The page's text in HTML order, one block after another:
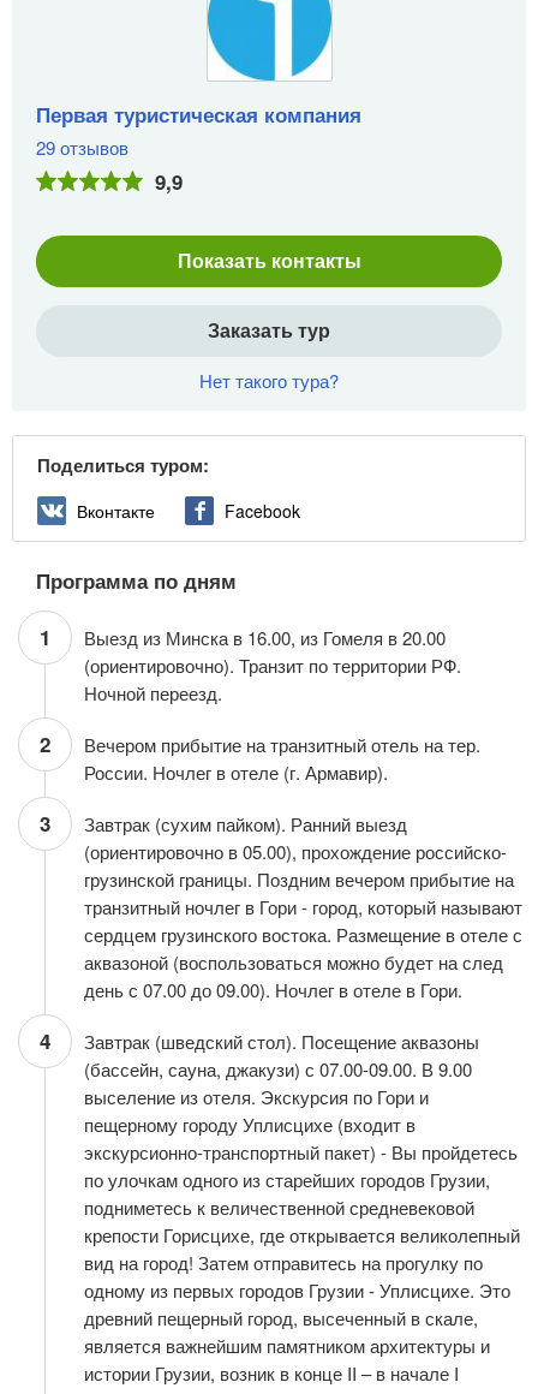
Первая туристическая компания
29 отзывов
9,9
Показать контакты
Заказать тур
Нет такого тура?
Поделиться туром:
Вконтакте Facebook
Программа по дням
1
Выезд из Минска в 16.00, из Гомеля в 20.00
(ориентировочно). Транзит по территории РФ.
Ночной переезд.
2
Вечером прибытие на транзитный отель на тер.
России. Ночлег в отеле (г. Армавир).
3
Завтрак (сухим пайком). Ранний выезд
(ориентировочно в 05.00), прохождение российско-
грузинской границы. Поздним вечером прибытие на
транзитный ночлег в Гори - город, который называют
сердцем грузинского востока. Размещение в отеле с
аквазоной (воспользоваться можно будет на след
день с 07.00 до 09.00). Ночлег в отеле в Гори.
4
Завтрак (шведский стол). Посещение аквазоны
(бассейн, сауна, джакузи) с 07.00-09.00. В 9.00
выселение из отеля. Экскурсия по Гори и
пещерному городу Уплисцихе (входит в
экскурсионно-транспортный пакет) - Вы пройдетесь
по улочкам одного из старейших городов Грузии,
подниметесь к величественной средневековой
крепости Горисцихе, где открывается великолепный
вид на город! Затем отправитесь на прогулку по
одному из первых городов Грузии - Уплисцихе. Это
древний пещерный город, высеченный в скале,
является важнейшим памятником архитектуры и
истории Грузии, возник в конце II – в начале I